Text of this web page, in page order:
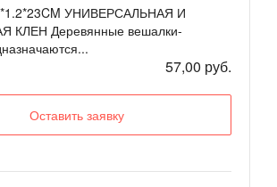
УНИВЕРСАЛЬНАЯ И
КЛЕН Деревянные вешалки-
57,00 руб.
Оставить заявку